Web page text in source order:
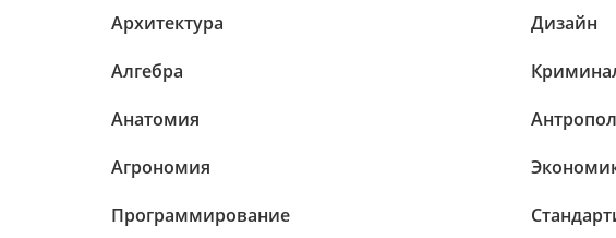
Архитектура
Алгебра
Анатомия
Агрономия
Программирование
Дизайн